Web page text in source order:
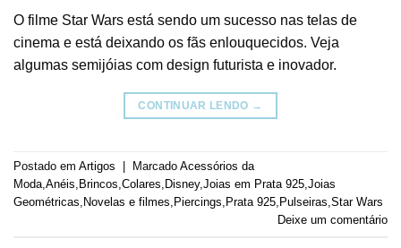
O filme Star Wars está sendo um sucesso nas telas de
cinema e está deixando os fãs enlouquecidos. Veja
algumas semijóias com design futurista e inovador.
CONTINUAR LENDO →
Postado em Artigos Marcado Acessórios da
Moda Anéis Brincos Colares Disney, Joias em Prata 925 Joias
Geométricas Novelas e filmes Piercings Prata 925 Pulseiras Star Wars
Deixe um comentário